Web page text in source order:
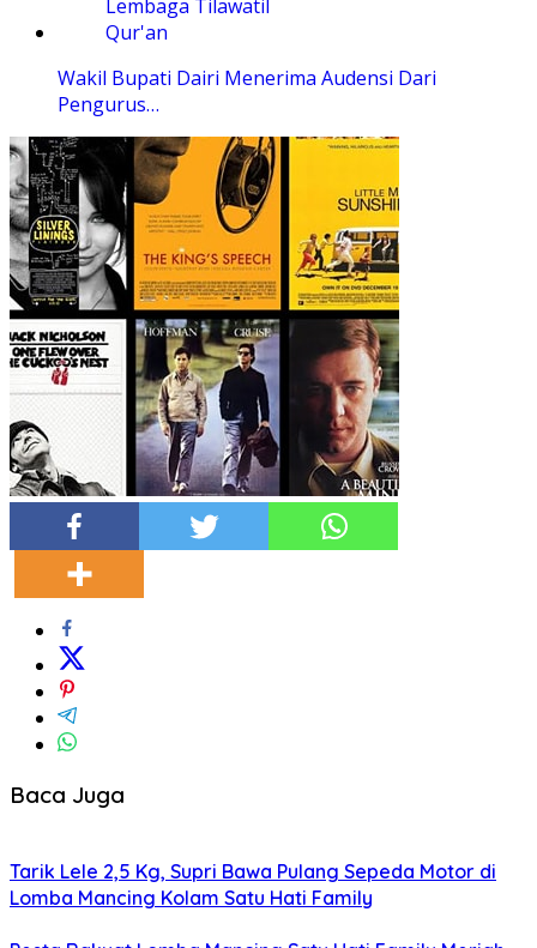
Wakil Bupati Dairi Menerima Audensi Dari
Pengurus…
Baca Juga
Tarik Lele 2,5 Kg, Supri Bawa Pulang Sepeda Motor di
Lomba Mancing Kolam Satu Hati Family